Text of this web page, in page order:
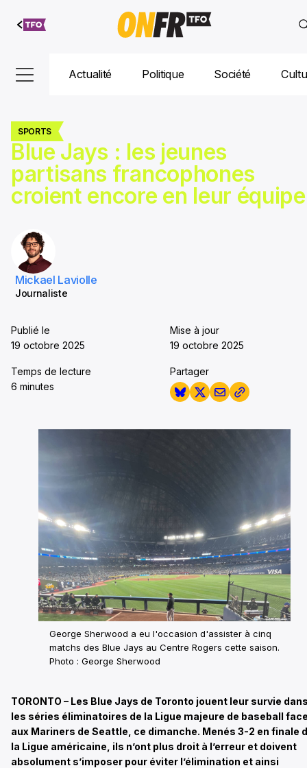
Aller au
contenu
Actualité Politique Société
SPORTS
Blue Jays : les jeunes
partisans francophones
croient encore en leur équipe
Mickael Laviolle
Journaliste
Publié le
19 octobre 2025
Mise à jour
19 octobre 2025
Temps de lecture
6 minutes
Partager
George Sherwood a eu l'occasion d'assister à cinq
matchs des Blue Jays au Centre Rogers cette saison.
Photo : George Sherwood
TORONTO – Les Blue Jays de Toronto jouent leur survie
les séries éliminatoires de la Ligue majeure de baseball
aux Mariners de Seattle, ce dimanche. Menés 3-2 en finale
la Ligue américaine, ils n’ont plus droit à l’erreur et doivent
absolument s’imposer pour éviter l’élimination et ainsi